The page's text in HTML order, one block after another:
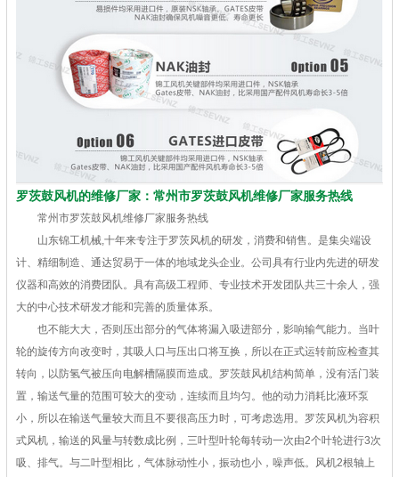
罗茨鼓风机的维修厂家：常州市罗茨鼓风机维修厂家服务热线
常州市罗茨鼓风机维修厂家服务热线
山东锦工机械,十年来专注于罗茨风机的研发，消费和销售。是集尖端设
计、精细制造、通达贸易于一体的地域龙头企业。公司具有行业内先进的研发
仪器和高效的消费团队。具有高级工程师、专业技术开发团队共三十余人，强
大的中心技术研发才能和完善的质量体系。
也不能大大，否则压出部分的气体将漏入吸进部分，影响输气能力。当叶
轮的旋传方向改变时，其吸人口与压出口将互换，所以在正式运转前应检查其
转向，以防氢气被压向电解槽隔膜而造成。罗茨鼓风机结构简单，没有活门装
置，输送气量的范围可较大的变动，连续而且均匀。他的动力消耗比液环泵
小，所以在输送气量较大而且不要很高压力时，可考虑选用。罗茨风机为容积
式风机，输送的风量与转数成比例，三叶型叶轮每转动一次由2个叶轮进行3次
吸、排气。与二叶型相比，气体脉动性小，振动也小，噪声低。风机2根轴上